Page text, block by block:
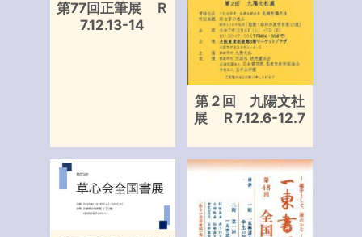
第77回正筆展 Ｒ
7.12.13-14
第２回 九陽文社
展 Ｒ7.12.6-12.7